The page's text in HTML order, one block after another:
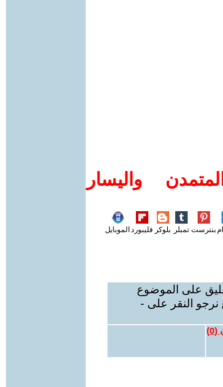
واليسار
بنترست تمبلر بلوكر فليبورد الموبايل
على الموضوع
نرجو النقر على -
(
0
)